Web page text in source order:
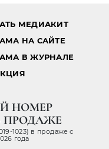
МЕДИАКИТ
НА САЙТЕ
В ЖУРНАЛЕ
НОМЕР
ПРОДАЖЕ
1023) в продаже с
года